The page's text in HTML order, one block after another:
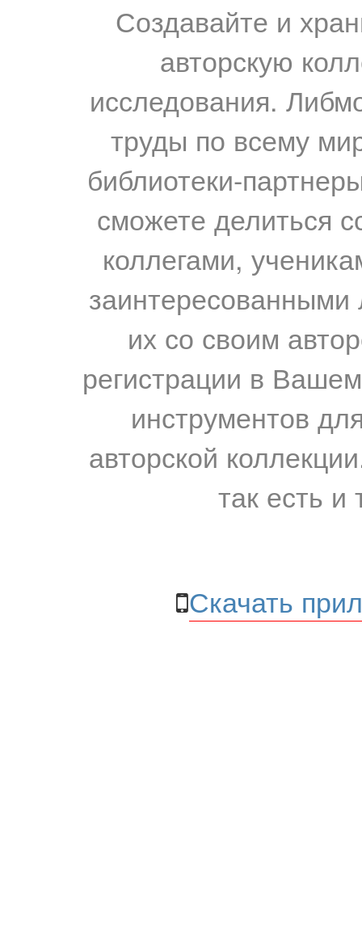
Создавайте и
авторскую
исследования.
труды по всему
библиотеки-
сможете делиться
коллегами,
их со своим
регистрации в
инструментов
авторской
так есть и
Скачать